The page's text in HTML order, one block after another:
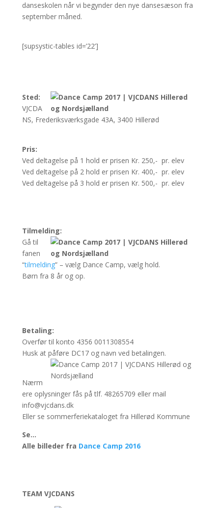
danseskolen når vi begynder den nye dansesæson fra
september måned.
[supsystic-tables id=’22’]
Sted:
VJCDA
NS, Frederiksværksgade 43A, 3400 Hillerød
Pris:
Ved deltagelse på 1 hold er prisen Kr. 250,- pr. elev
Ved deltagelse på 2 hold er prisen Kr. 400,- pr. elev
Ved deltagelse på 3 hold er prisen Kr. 500,- pr. elev
Tilmelding:
Gå til
fanen
“tilmelding” – vælg Dance Camp, vælg hold.
Børn fra 8 år og op.
Betaling:
Overfør til konto 4356 0011308554
Husk at påføre DC17 og navn ved betalingen.
Nærm
ere oplysninger fås på tlf. 48265709 eller mail
info@vjcdans.dk
Eller se sommerferiekataloget fra Hillerød Kommune
Se…
Alle billeder fra Dance Camp 2016
TEAM VJCDANS